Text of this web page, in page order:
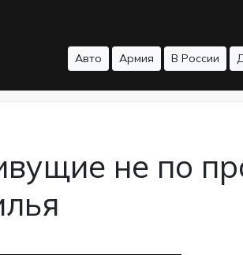
Авто Армия В России
не по